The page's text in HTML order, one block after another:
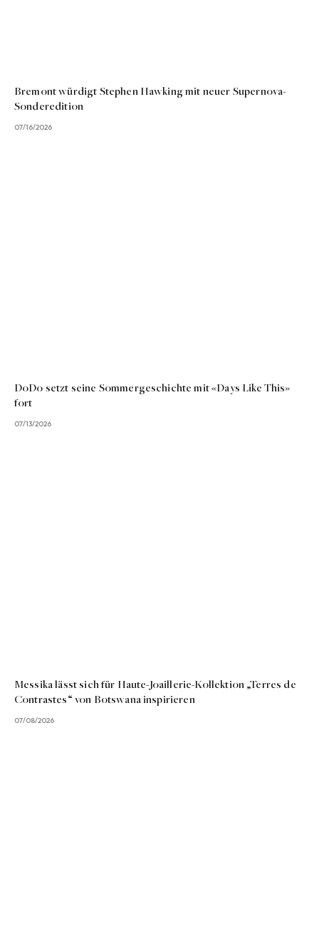
Bremont würdigt Stephen Hawking mit neuer Supernova-
Sonderedition
07/16/2026
DoDo setzt seine Sommergeschichte mit «Days Like This»
fort
07/13/2026
Messika lässt sich für Haute-Joaillerie-Kollektion „Terres de
Contrastes“ von Botswana inspirieren
07/08/2026